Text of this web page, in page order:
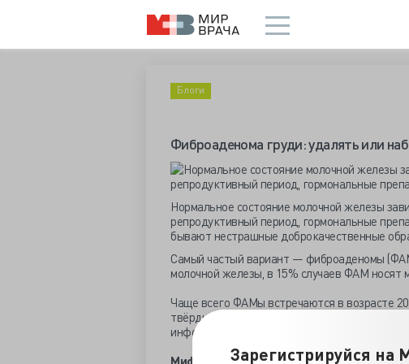
Зарегистрируйся на
Блоги
Фиброаденома груди: удалять или
Нормальное состояние молочной железы
репродуктивный период, гормональные
бывают нестрашные доброкачественные
Самый частый вариант — фиброаденомы
молочной железы, в 15% случаев ФАМ носят
Чаще всего ФАМы встречаются в возрасте
твёрдые шарики, подвижные и
информативны.
Миф: фиброаденомы нужно удалять